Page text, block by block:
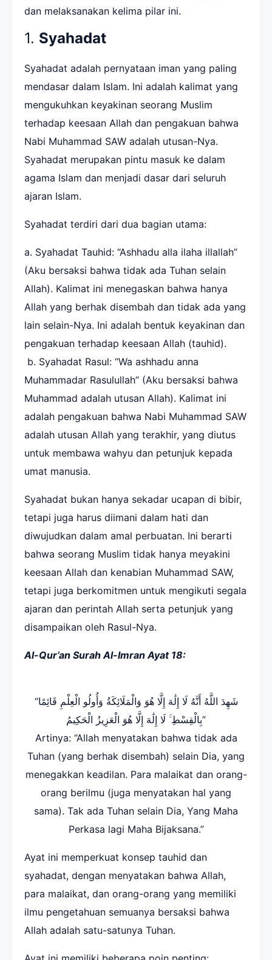
dan melaksanakan kelima pilar ini.
1. Syahadat
Syahadat adalah pernyataan iman yang paling
mendasar dalam Islam. Ini adalah kalimat yang
mengukuhkan keyakinan seorang Muslim
terhadap keesaan Allah dan pengakuan bahwa
Nabi Muhammad SAW adalah utusan-Nya.
Syahadat merupakan pintu masuk ke dalam
agama Islam dan menjadi dasar dari seluruh
ajaran Islam.
Syahadat terdiri dari dua bagian utama:
a. Syahadat Tauhid: “Ashhadu alla ilaha illallah”
(Aku bersaksi bahwa tidak ada Tuhan selain
Allah). Kalimat ini menegaskan bahwa hanya
Allah yang berhak disembah dan tidak ada yang
lain selain-Nya. Ini adalah bentuk keyakinan dan
pengakuan terhadap keesaan Allah (tauhid).
b. Syahadat Rasul: “Wa ashhadu anna
Muhammadar Rasulullah” (Aku bersaksi bahwa
Muhammad adalah utusan Allah). Kalimat ini
adalah pengakuan bahwa Nabi Muhammad SAW
adalah utusan Allah yang terakhir, yang diutus
untuk membawa wahyu dan petunjuk kepada
umat manusia.
Syahadat bukan hanya sekadar ucapan di bibir,
tetapi juga harus diimani dalam hati dan
diwujudkan dalam amal perbuatan. Ini berarti
bahwa seorang Muslim tidak hanya meyakini
keesaan Allah dan kenabian Muhammad SAW,
tetapi juga berkomitmen untuk mengikuti segala
ajaran dan perintah Allah serta petunjuk yang
disampaikan oleh Rasul-Nya.
Al-Qur’an Surah Al-Imran Ayat 18:
“شَهِدَ اللَّهُ أَنَّهُ لَا إِلَٰهَ إِلَّا هُوَ وَالْمَلَائِكَةُ وَأُولُو الْعِلْمِ قَائِمًا
بِالْقِسْطِ ۚ لَا إِلَٰهَ إِلَّا هُوَ الْعَزِيزُ الْحَكِيمُ”
Artinya: “Allah menyatakan bahwa tidak ada
Tuhan (yang berhak disembah) selain Dia, yang
menegakkan keadilan. Para malaikat dan orang-
orang berilmu (juga menyatakan hal yang
sama). Tak ada Tuhan selain Dia, Yang Maha
Perkasa lagi Maha Bijaksana.”
Ayat ini memperkuat konsep tauhid dan
syahadat, dengan menyatakan bahwa Allah,
para malaikat, dan orang-orang yang memiliki
ilmu pengetahuan semuanya bersaksi bahwa
Allah adalah satu-satunya Tuhan.